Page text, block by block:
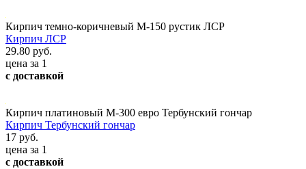
Кирпич темно-коричневый М-150 рустик ЛСР
Кирпич ЛСР
29.80 руб.
цена за 1
с доставкой
Кирпич платиновый М-300 евро Тербунский гончар
Кирпич Тербунский гончар
17 руб.
цена за 1
с доставкой